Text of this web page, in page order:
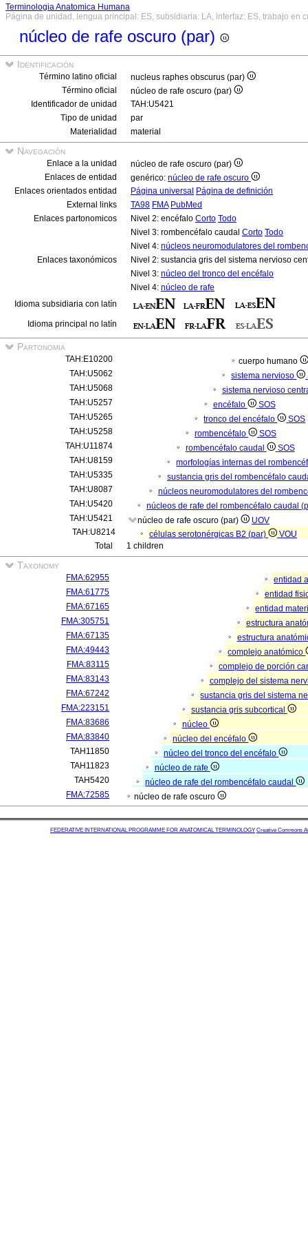
Terminologia Anatomica Humana
Página de unidad, lengua principal: ES, subsidiaria: LA, interfaz: ES, trabajo en
núcleo de rafe oscuro (par)
Identificación
Término latino oficial
nucleus raphes obscurus (par)
Término oficial
núcleo de rafe oscuro (par)
Identificador de unidad
TAH:U5421
Tipo de unidad
par
Materialidad
material
Navegación
Enlace a la unidad
núcleo de rafe oscuro (par)
Enlaces de entidad
genérico: núcleo de rafe oscuro
Enlaces orientados entidad
Página universal Página de definición
External links
TA98 FMA PubMed
Enlaces partonomicos
Nivel 2: encéfalo Corto Todo
Nivel 3: rombencéfalo caudal Corto Todo
Nivel 4: núcleos neuromodulatores del
Enlaces taxonómicos
Nivel 2: sustancia gris del sistema nervioso
Nivel 3: núcleo del tronco del encéfalo
Nivel 4: núcleo de rafe
Idioma subsidiaria con latín
Idioma principal no latín
Partonomia
TAH:E10200
cuerpo humano
TAH:U5062
sistema nervioso
TAH:U5068
sistema nervioso
TAH:U5257
encéfalo
SOS
TAH:U5265
tronco del encéfalo
SOS
TAH:U5258
rombencéfalo
SOS
TAH:U11874
rombencéfalo caudal
SOS
TAH:U8159
morfologías internas del
TAH:U5335
sustancia gris del rombencéfalo
TAH:U8087
núcleos neuromodulatores del
TAH:U5420
núcleos de rafe del rombencéfalo caudal
TAH:U5421
núcleo de rafe oscuro (par)
UOV
TAH:U8214
células serotonérgicas B2 (par)
VOU
Total
1 children
Taxonomy
FMA:62955
entidad
FMA:61775
entidad
FMA:67165
entidad
FMA:305751
estructura
FMA:67135
estructura
FMA:49443
complejo anatómico
FMA:83115
complejo de porción
FMA:83143
complejo del sistema
FMA:67242
sustancia gris del sistema
FMA:223151
sustancia gris subcortical
FMA:83686
núcleo
FMA:83840
núcleo del encéfalo
TAH11850
núcleo del tronco del encéfalo
TAH11823
núcleo de rafe
TAH5420
núcleo de rafe del rombencéfalo caudal
FMA:72585
núcleo de rafe oscuro
FEDERATIVE INTERNATIONAL PROGRAMME FOR ANATOMICAL TERMINOLOGY Creative Commons